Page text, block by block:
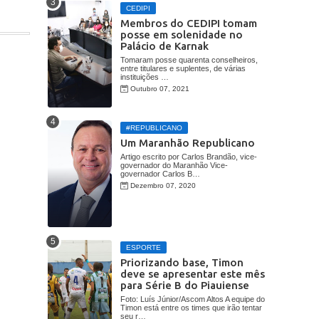
CEDIPI
Membros do CEDIPI tomam
posse em solenidade no
Palácio de Karnak
Tomaram posse quarenta conselheiros,
entre titulares e suplentes, de várias
instituições …
Outubro 07, 2021
#REPUBLICANO
Um Maranhão Republicano
Artigo escrito por Carlos Brandão, vice-
governador do Maranhão Vice-
governador Carlos B…
Dezembro 07, 2020
ESPORTE
Priorizando base, Timon
deve se apresentar este mês
para Série B do Piauiense
Foto: Luís Júnior/Ascom Altos A equipe do
Timon está entre os times que irão tentar
seu r…